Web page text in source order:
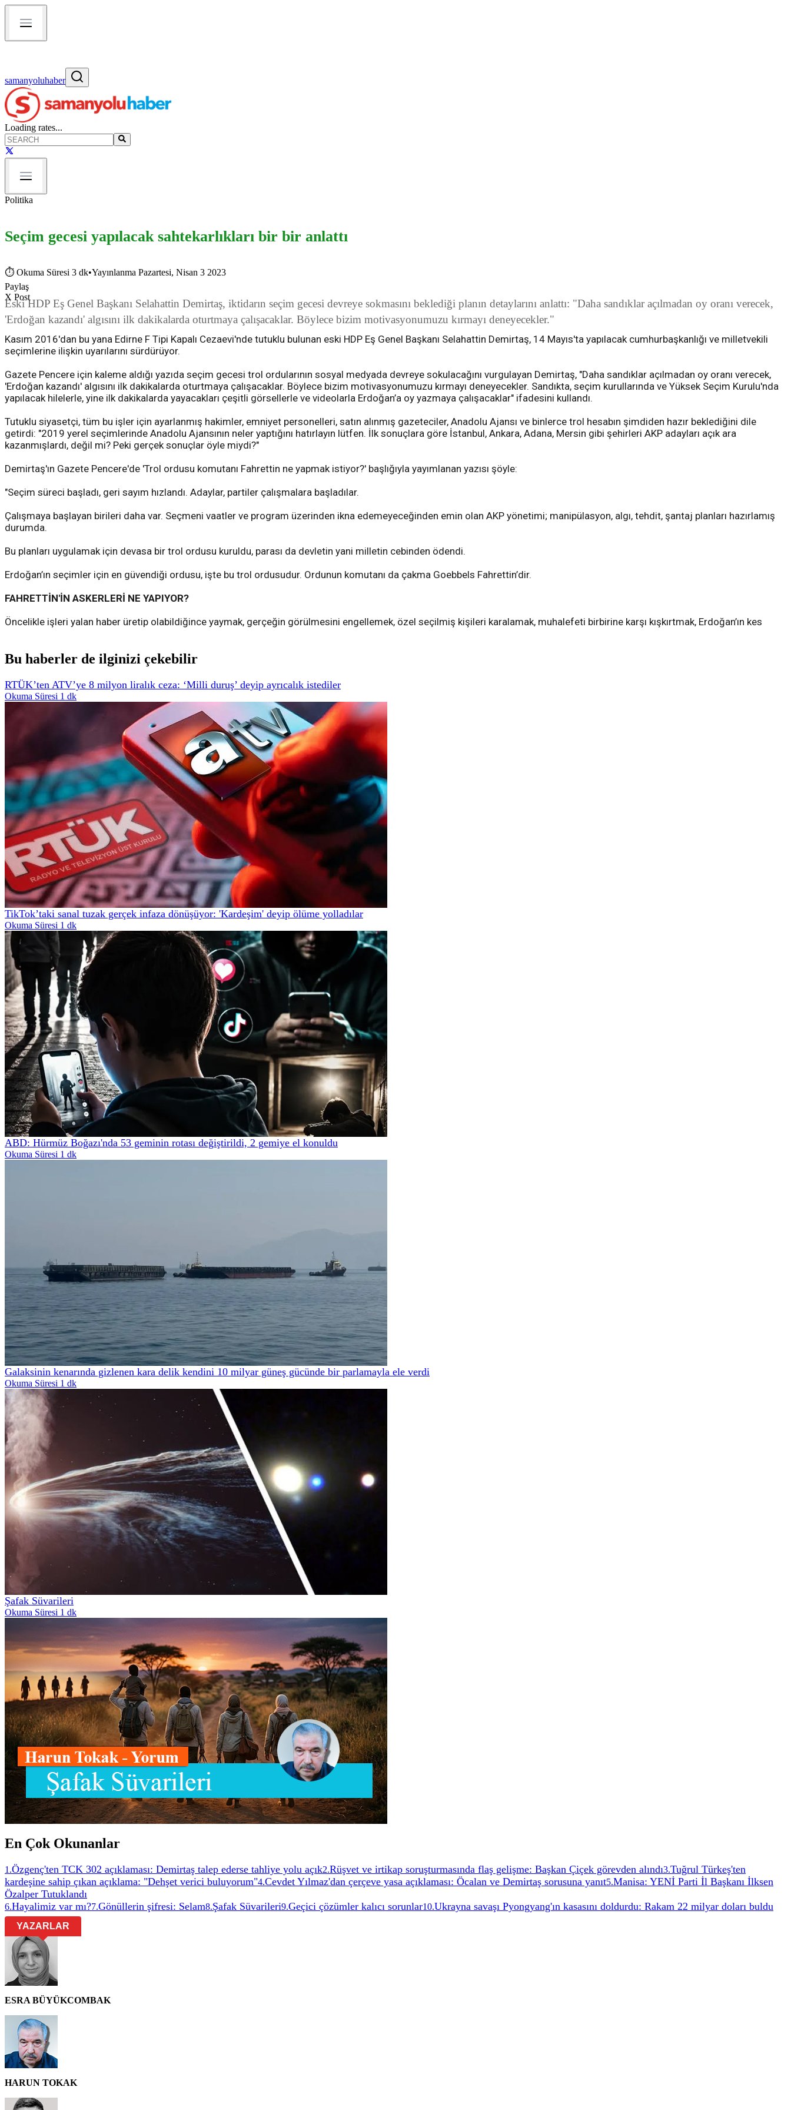
samanyoluhaber
Loading rates...
Politika
Seçim gecesi yapılacak sahtekarlıkları bir bir anlattı
⏱ Okuma Süresi 3 dk•Yayınlanma Pazartesi, Nisan 3 2023
Paylaş
X Post
Eski HDP Eş Genel Başkanı Selahattin Demirtaş, iktidarın seçim gecesi devreye sokmasını beklediği planın detaylarını anlattı: "Daha sandıklar açılmadan oy oranı verecek,
'Erdoğan kazandı' algısını ilk dakikalarda oturtmaya çalışacaklar. Böylece bizim motivasyonumuzu kırmayı deneyecekler."
Kasım 2016'dan bu yana Edirne F Tipi Kapalı Cezaevi'nde tutuklu bulunan eski HDP Eş Genel Başkanı Selahattin Demirtaş, 14 Mayıs'ta yapılacak cumhurbaşkanlığı ve milletvekili
seçimlerine ilişkin uyarılarını sürdürüyor.
Gazete Pencere için kaleme aldığı yazıda seçim gecesi trol ordularının sosyal medyada devreye sokulacağını vurgulayan Demirtaş, "Daha sandıklar açılmadan oy oranı verecek,
'Erdoğan kazandı' algısını ilk dakikalarda oturtmaya çalışacaklar. Böylece bizim motivasyonumuzu kırmayı deneyecekler. Sandıkta, seçim kurullarında ve Yüksek Seçim Kurulu'nda
yapılacak hilelerle, yine ilk dakikalarda yayacakları çeşitli görsellerle ve videolarla Erdoğan’a oy yazmaya çalışacaklar" ifadesini kullandı.
Tutuklu siyasetçi, tüm bu işler için ayarlanmış hakimler, emniyet personelleri, satın alınmış gazeteciler, Anadolu Ajansı ve binlerce trol hesabın şimdiden hazır beklediğini dile
getirdi: "2019 yerel seçimlerinde Anadolu Ajansının neler yaptığını hatırlayın lütfen. İlk sonuçlara göre İstanbul, Ankara, Adana, Mersin gibi şehirleri AKP adayları açık ara
kazanmışlardı, değil mi? Peki gerçek sonuçlar öyle miydi?"
Demirtaş'ın Gazete Pencere'de 'Trol ordusu komutanı Fahrettin ne yapmak istiyor?' başlığıyla yayımlanan yazısı şöyle:
"Seçim süreci başladı, geri sayım hızlandı. Adaylar, partiler çalışmalara başladılar.
Çalışmaya başlayan birileri daha var. Seçmeni vaatler ve program üzerinden ikna edemeyeceğinden emin olan AKP yönetimi; manipülasyon, algı, tehdit, şantaj planları hazırlamış
durumda.
Bu planları uygulamak için devasa bir trol ordusu kuruldu, parası da devletin yani milletin cebinden ödendi.
Erdoğan’ın seçimler için en güvendiği ordusu, işte bu trol ordusudur. Ordunun komutanı da çakma Goebbels Fahrettin’dir.
FAHRETTİN'İN ASKERLERİ NE YAPIYOR?
Öncelikle işleri yalan haber üretip olabildiğince yaymak, gerçeğin görülmesini engellemek, özel seçilmiş kişileri karalamak, muhalefeti birbirine karşı kışkırtmak, Erdoğan’ın kes
Bu haberler de ilginizi çekebilir
RTÜK’ten ATV’ye 8 milyon liralık ceza: ‘Milli duruş’ deyip ayrıcalık istediler
Okuma Süresi 1 dk
TikTok’taki sanal tuzak gerçek infaza dönüşüyor: 'Kardeşim' deyip ölüme yolladılar
Okuma Süresi 1 dk
ABD: Hürmüz Boğazı'nda 53 geminin rotası değiştirildi, 2 gemiye el konuldu
Okuma Süresi 1 dk
Galaksinin kenarında gizlenen kara delik kendini 10 milyar güneş gücünde bir parlamayla ele verdi
Okuma Süresi 1 dk
Şafak Süvarileri
Okuma Süresi 1 dk
En Çok Okunanlar
1 .Özgenç'ten TCK 302 açıklaması: Demirtaş talep ederse tahliye yolu açık2.Rüşvet ve irtikap soruşturmasında flaş gelişme: Başkan Çiçek görevden alındı3.Tuğrul Türkeş'ten
kardeşine sahip çıkan açıklama: "Dehşet verici buluyorum"4.Cevdet Yılmaz'dan çerçeve yasa açıklaması: Öcalan ve Demirtaş sorusuna yanıt5.Manisa: YENİ Parti İl Başkanı İlksen
Özalper Tutuklandı
6.Hayalimiz var mı?7.Gönüllerin şifresi: Selam8.Şafak Süvarileri9.Geçici çözümler kalıcı sorunlar10.Ukrayna savaşı Pyongyang'ın kasasını doldurdu: Rakam 22 milyar doları buldu
YAZARLAR
ESRA BÜYÜKCOMBAK
HARUN TOKAK